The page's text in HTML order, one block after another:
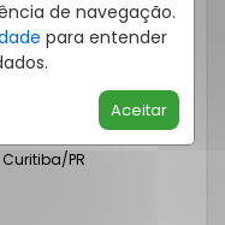
de navegação.
para entender
Aceitar
ABRANCHES 126M²
/PR